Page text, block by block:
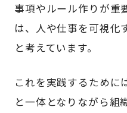
事項やルール作りが重
は、人や仕事を可視化
と考えています。
これを実践するために
と一体となりながら組